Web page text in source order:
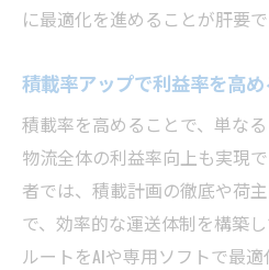
に最適化を進めることが肝要で
積載率アップで利益率を高
積載率を高めることで、単な
物流全体の利益率向上も実現
者では、積載計画の徹底や荷
で、効率的な運送体制を構築
ルートをAIや専用ソフトで最